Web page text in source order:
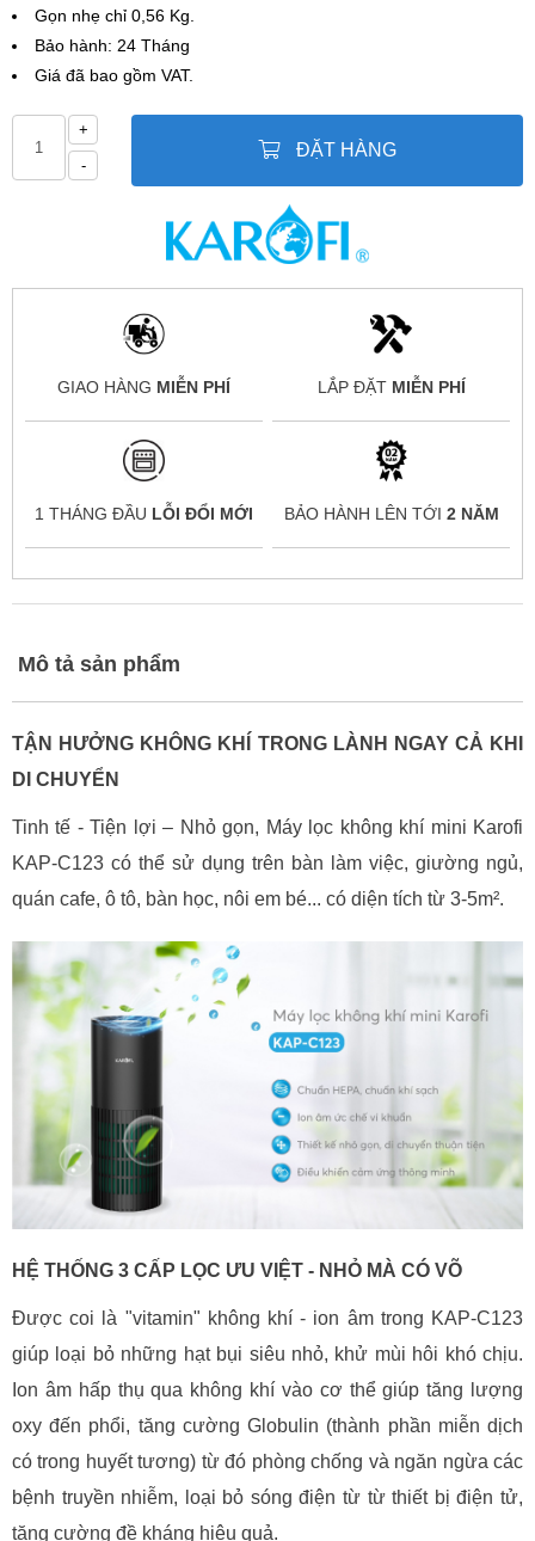
Gọn nhẹ chỉ 0,56 Kg.
Bảo hành: 24 Tháng
Giá đã bao gồm VAT.
+
-
ĐẶT HÀNG
GIAO HÀNG MIỄN PHÍ LẮP ĐẶT MIỄN PHÍ
1 THÁNG ĐẦU LỖI ĐỔI MỚI BẢO HÀNH LÊN TỚI 2 NĂM
Mô tả sản phẩm
TẬN HƯỞNG KHÔNG KHÍ TRONG LÀNH NGAY CẢ KHI
DI CHUYỂN
Tinh tế - Tiện lợi – Nhỏ gọn, Máy lọc không khí mini Karofi
KAP-C123 có thể sử dụng trên bàn làm việc, giường ngủ,
quán cafe, ô tô, bàn học, nôi em bé... có diện tích từ 3-5m².
HỆ THỐNG 3 CẤP LỌC ƯU VIỆT - NHỎ MÀ CÓ VÕ
Được coi là "vitamin" không khí - ion âm trong KAP-C123
giúp loại bỏ những hạt bụi siêu nhỏ, khử mùi hôi khó chịu.
Ion âm hấp thụ qua không khí vào cơ thể giúp tăng lượng
oxy đến phổi, tăng cường Globulin (thành phần miễn dịch
có trong huyết tương) từ đó phòng chống và ngăn ngừa các
bệnh truyền nhiễm, loại bỏ sóng điện từ từ thiết bị điện tử,
tăng cường đề kháng hiệu quả.